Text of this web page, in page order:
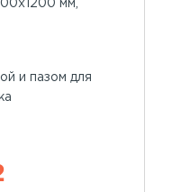
мм,
и пазом для